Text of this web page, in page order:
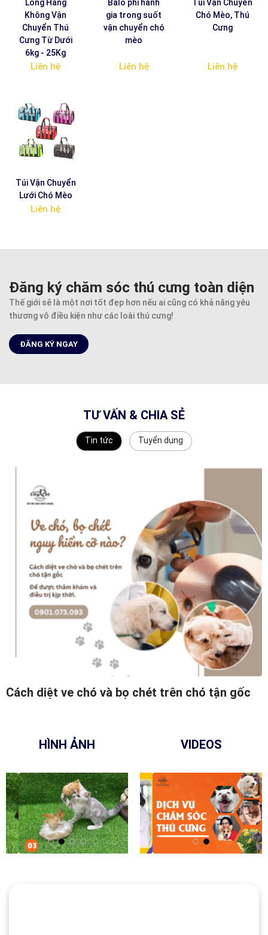
Lồng Hàng
Không Vận
Chuyển Thú
Cưng Từ Dưới
6kg - 25Kg
Liên hệ
Balo phi hành
gia trong suốt
vận chuyển chó
mèo
Liên hệ
Túi Vận Chuyển
Chó Mèo, Thú
Cưng
Liên hệ
Túi Vận Chuyển
Lưới Chó Mèo
Liên hệ
Đăng ký chăm sóc thú cưng toàn diện
Thế giới sẽ là một nơi tốt đẹp hơn nếu ai cũng có khả năng yêu
thương vô điều kiện như các loài thú cưng!
ĐĂNG KÝ NGAY
TƯ VẤN & CHIA SẺ
Tin tức Tuyển dụng
BỆNH VIÊM PHỔI TRÊN CHÓ – DẤU HIỆU NHẬN
HÌNH ẢNH
VIDEOS